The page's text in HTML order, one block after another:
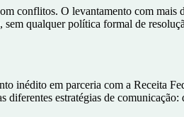
conflitos. O levantamento com mais
qualquer política formal de
inédito em parceria com a Receita
estratégias de